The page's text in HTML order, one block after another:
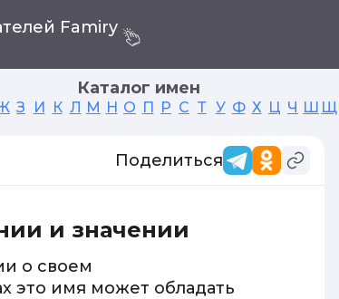
Famiry
Каталог имен
З И К Л М Н О П Р С Т У Ф Х Ц Ч Ш Щ
Поделиться
и значении
о своем
это имя может обладать